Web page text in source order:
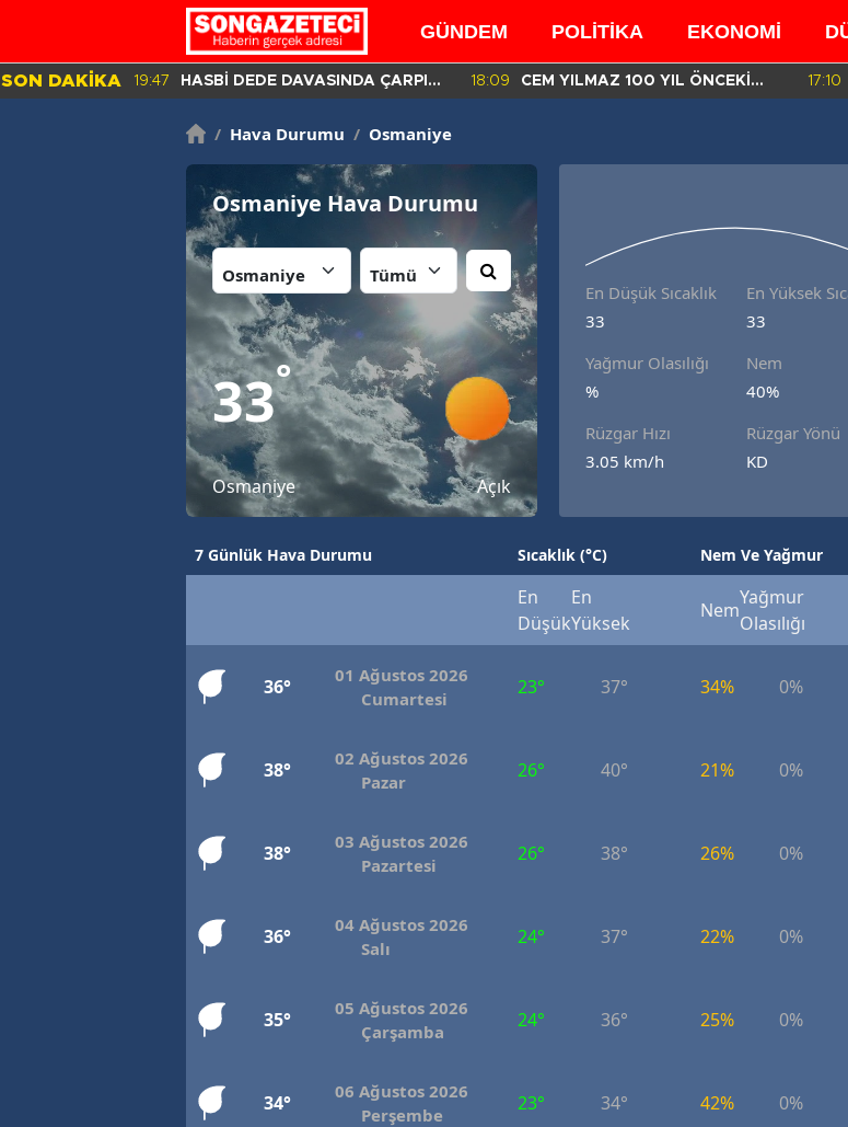
GÜNDEM POLİTİKA EKONOMİ
SON DAKİKA 19:47
HASBİ DEDE DAVASINDA ÇARPICI
DETAYLAR İLE DİJİTAL İZLER!
18:09
CEM YILMAZ 100 YIL ÖNCEKİ
BENZER GÖRÜNTÜSÜ İÇİN NE
17:10
/ Hava Durumu / Osmaniye
Osmaniye Hava Durumu
33°
Osmaniye Açık
En Düşük Sıcaklık
33
En Yüksek
33
Yağmur Olasılığı
%
Nem
40%
Rüzgar Hızı
3.05 km/h
Rüzgar Yönü
KD
7 Günlük Hava Durumu Sıcaklık (°C) Nem Ve Yağmur
En
Düşük
En
Yüksek
Nem
Yağmur
Olasılığı
36°
01 Ağustos 2026
Cumartesi
23° 37° 34% 0%
38°
02 Ağustos 2026
Pazar
26° 40° 21% 0%
38°
03 Ağustos 2026
Pazartesi
26° 38° 26% 0%
36°
04 Ağustos 2026
Salı
24° 37° 22% 0%
35°
05 Ağustos 2026
Çarşamba
24° 36° 25% 0%
34°
06 Ağustos 2026
Perşembe
23° 34° 42% 0%